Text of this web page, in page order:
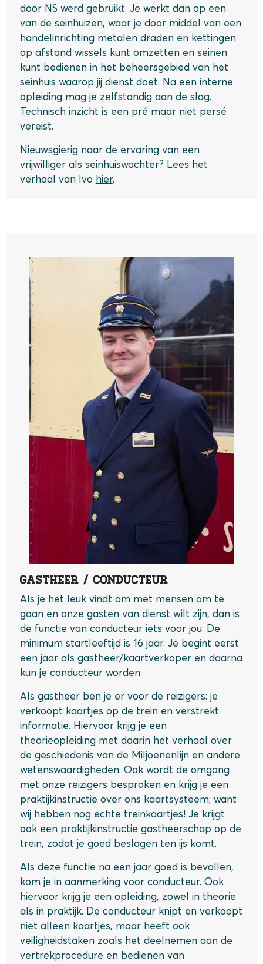
door NS werd gebruikt. Je werkt dan op een
van de seinhuizen, waar je door middel van een
handelinrichting metalen draden en kettingen
op afstand wissels kunt omzetten en seinen
kunt bedienen in het beheersgebied van het
seinhuis waarop jij dienst doet. Na een interne
opleiding mag je zelfstandig aan de slag.
Technisch inzicht is een pré maar niet persé
vereist.
Nieuwsgierig naar de ervaring van een
vrijwilliger als seinhuiswachter? Lees het
verhaal van Ivo hier.
Gastheer / Conducteur
Als je het leuk vindt om met mensen om te
gaan en onze gasten van dienst wilt zijn, dan is
de functie van conducteur iets voor jou. De
minimum startleeftijd is 16 jaar. Je begint eerst
een jaar als gastheer/kaartverkoper en daarna
kun je conducteur worden.
Als gastheer ben je er voor de reizigers: je
verkoopt kaartjes op de trein en verstrekt
informatie. Hiervoor krijg je een
theorieopleiding met daarin het verhaal over
de geschiedenis van de Miljoenenlijn en andere
wetenswaardigheden. Ook wordt de omgang
met onze reizigers besproken en krijg je een
praktijkinstructie over ons kaartsysteem; want
wij hebben nog echte treinkaartjes! Je krijgt
ook een praktijkinstructie gastheerschap op de
trein, zodat je goed beslagen ten ijs komt.
Als deze functie na een jaar goed is bevallen,
kom je in aanmerking voor conducteur. Ook
hiervoor krijg je een opleiding, zowel in theorie
als in praktijk. De conducteur knipt en verkoopt
niet alleen kaartjes, maar heeft ook
veiligheidstaken zoals het deelnemen aan de
vertrekprocedure en bedienen van